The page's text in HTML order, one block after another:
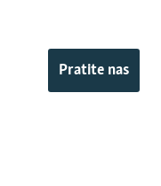
Pratite nas